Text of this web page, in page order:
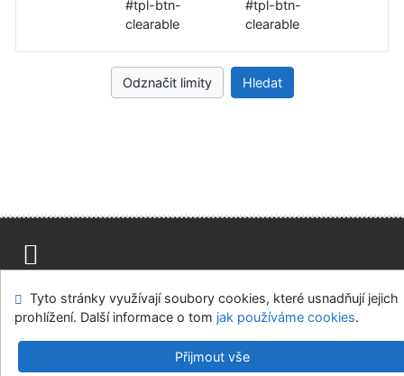
#tpl-btn-
clearable
#tpl-btn-
clearable
Odznačit limity Hledat
Nastavení cookies
Knihovny regionu České Budějovice
Tyto stránky využívají soubory cookies, které usnadňují jejich
prohlížení. Další informace o tom jak používáme cookies.
Přijmout vše